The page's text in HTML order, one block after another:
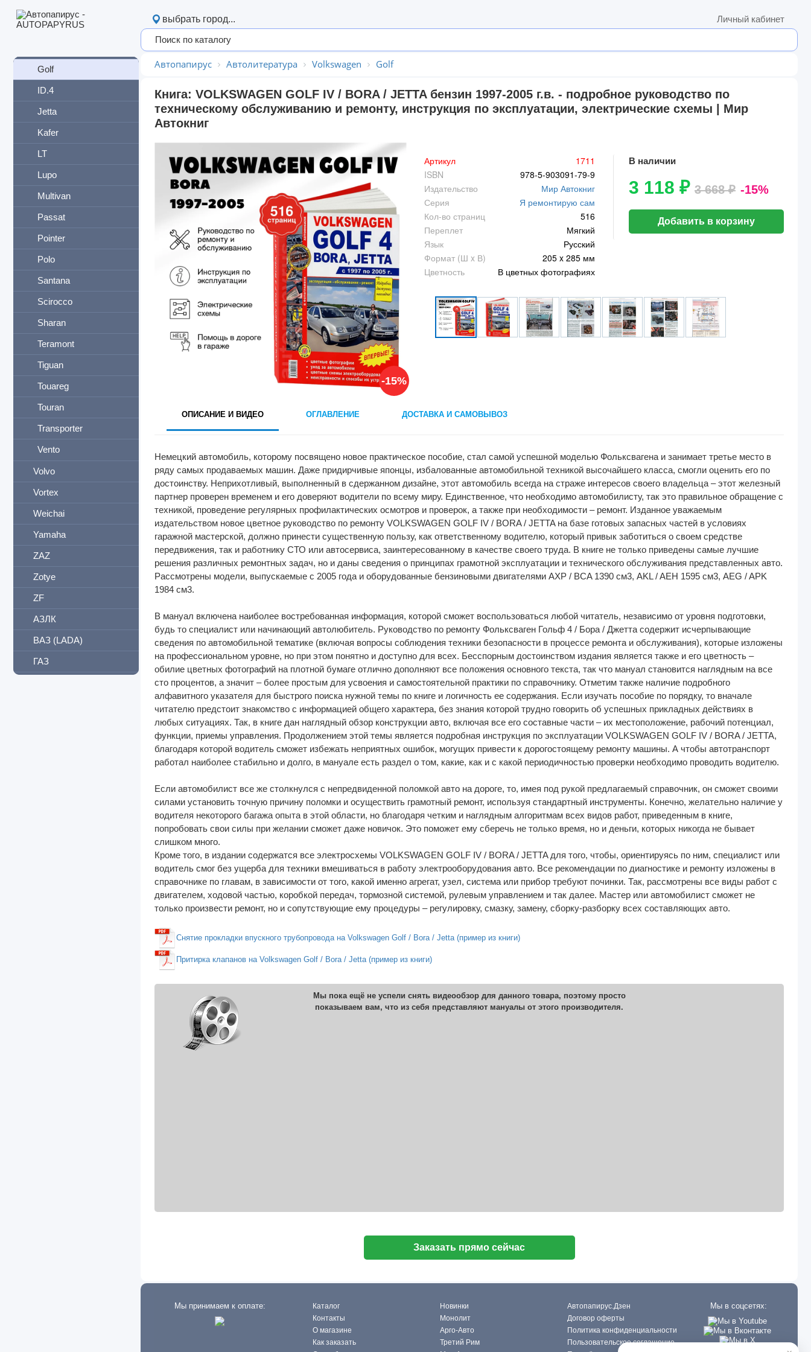
Fox
Golf
ID.4
Jetta
Kafer
LT
Lupo
Multivan
Passat
Pointer
Polo
Santana
Scirocco
Sharan
Teramont
Tiguan
Touareg
Touran
Transporter
Vento
Volvo
Vortex
Weichai
Yamaha
ZAZ
Zotye
ZF
АЗЛК
ВАЗ (LADA)
ГАЗ
выбрать город... Личный кабинет
Автопапирус Автолитература Volkswagen Golf
Книга: VOLKSWAGEN GOLF IV / BORA / JETTA бензин 1997-2005 г.в. - подробное руководство по
техническому обслуживанию и ремонту, инструкция по эксплуатации, электрические схемы | Мир
Автокниг
-15%
Артикул
1711
ISBN
978-5-903091-79-9
Издательство
Мир Автокниг
Серия
Я ремонтирую сам
Кол-во страниц
516
Переплет
Мягкий
Язык
Русский
Формат (Ш x В)
205 x 285 мм
Цветность
В цветных фотографиях
В наличии
3 118 ₽3 668 ₽ -15%
Добавить в корзину
ОПИСАНИЕ И ВИДЕО ОГЛАВЛЕНИЕ ДОСТАВКА И САМОВЫВОЗ
Немецкий автомобиль, которому посвящено новое практическое пособие, стал самой успешной моделью Фольксвагена и занимает третье место в
ряду самых продаваемых машин. Даже придирчивые японцы, избалованные автомобильной техникой высочайшего класса, смогли оценить его по
достоинству. Неприхотливый, выполненный в сдержанном дизайне, этот автомобиль всегда на страже интересов своего владельца – этот железный
партнер проверен временем и его доверяют водители по всему миру. Единственное, что необходимо автомобилисту, так это правильное обращение с
техникой, проведение регулярных профилактических осмотров и проверок, а также при необходимости – ремонт. Изданное уважаемым
издательством новое цветное руководство по ремонту VOLKSWAGEN GOLF IV / BORA / JETTA на базе готовых запасных частей в условиях
гаражной мастерской, должно принести существенную пользу, как ответственному водителю, который привык заботиться о своем средстве
передвижения, так и работнику СТО или автосервиса, заинтересованному в качестве своего труда. В книге не только приведены самые лучшие
решения различных ремонтных задач, но и даны сведения о принципах грамотной эксплуатации и технического обслуживания представленных авто.
Рассмотрены модели, выпускаемые с 2005 года и оборудованные бензиновыми двигателями AXP / BCA 1390 см3, AKL / AEH 1595 см3, AEG / APK
1984 см3.
В мануал включена наиболее востребованная информация, которой сможет воспользоваться любой читатель, независимо от уровня подготовки,
будь то специалист или начинающий автолюбитель. Руководство по ремонту Фольксваген Гольф 4 / Бора / Джетта содержит исчерпывающие
сведения по автомобильной тематике (включая вопросы соблюдения техники безопасности в процессе ремонта и обслуживания), которые изложены
на профессиональном уровне, но при этом понятно и доступно для всех. Бесспорным достоинством издания является также и его цветность –
обилие цветных фотографий на плотной бумаге отлично дополняют все положения основного текста, так что мануал становится наглядным на все
сто процентов, а значит – более простым для усвоения и самостоятельной практики по справочнику. Отметим также наличие подробного
алфавитного указателя для быстрого поиска нужной темы по книге и логичность ее содержания. Если изучать пособие по порядку, то вначале
читателю предстоит знакомство с информацией общего характера, без знания которой трудно говорить об успешных прикладных действиях в
любых ситуациях. Так, в книге дан наглядный обзор конструкции авто, включая все его составные части – их местоположение, рабочий потенциал,
функции, приемы управления. Продолжением этой темы является подробная инструкция по эксплуатации VOLKSWAGEN GOLF IV / BORA / JETTA,
благодаря которой водитель сможет избежать неприятных ошибок, могущих привести к дорогостоящему ремонту машины. А чтобы автотранспорт
работал наиболее стабильно и долго, в мануале есть раздел о том, какие, как и с какой периодичностью проверки необходимо проводить водителю.
Если автомобилист все же столкнулся с непредвиденной поломкой авто на дороге, то, имея под рукой предлагаемый справочник, он сможет своими
силами установить точную причину поломки и осуществить грамотный ремонт, используя стандартный инструменты. Конечно, желательно наличие у
водителя некоторого багажа опыта в этой области, но благодаря четким и наглядным алгоритмам всех видов работ, приведенным в книге,
попробовать свои силы при желании сможет даже новичок. Это поможет ему сберечь не только время, но и деньги, которых никогда не бывает
слишком много.
Кроме того, в издании содержатся все электросхемы VOLKSWAGEN GOLF IV / BORA / JETTA для того, чтобы, ориентируясь по ним, специалист или
водитель смог без ущерба для техники вмешиваться в работу электрооборудования авто. Все рекомендации по диагностике и ремонту изложены в
справочнике по главам, в зависимости от того, какой именно агрегат, узел, система или прибор требуют починки. Так, рассмотрены все виды работ с
двигателем, ходовой частью, коробкой передач, тормозной системой, рулевым управлением и так далее. Мастер или автомобилист сможет не
только произвести ремонт, но и сопутствующие ему процедуры – регулировку, смазку, замену, сборку-разборку всех составляющих авто.
Снятие прокладки впускного трубопровода на Volkswagen Golf / Bora / Jetta (пример из книги)
Притирка клапанов на Volkswagen Golf / Bora / Jetta (пример из книги)
Мы пока ещё не успели снять видеообзор для данного товара, поэтому просто
показываем вам, что из себя представляют мануалы от этого производителя.
Заказать прямо сейчас
Мы принимаем к оплате:
Каталог
Контакты
О магазине
Как заказать
Новинки
Монолит
Арго-Авто
Третий Рим
Автопапирус.Дзен
Договор оферты
Политика конфиденциальности
Пользовательское соглашение
Мы в соцсетях: